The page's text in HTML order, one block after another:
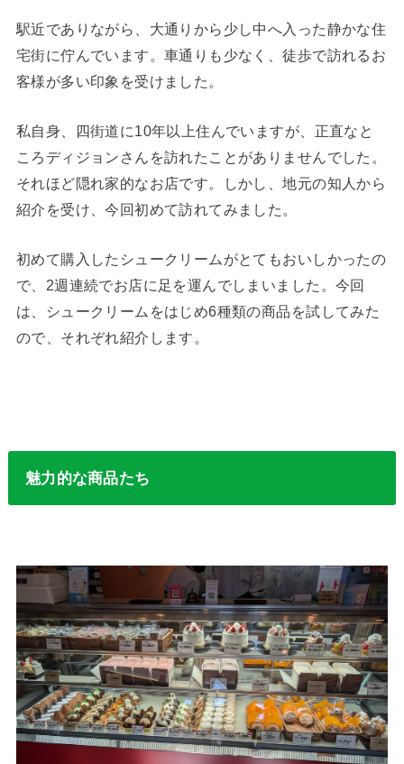
駅近でありながら、大通りから少し中へ入った静かな住
宅街に佇んでいます。車通りも少なく、徒歩で訪れるお
客様が多い印象を受けました。
私自身、四街道に10年以上住んでいますが、正直なと
ころディジョンさんを訪れたことがありませんでした。
それほど隠れ家的なお店です。しかし、地元の知人から
紹介を受け、今回初めて訪れてみました。
初めて購入したシュークリームがとてもおいしかったの
で、2週連続でお店に足を運んでしまいました。今回
は、シュークリームをはじめ6種類の商品を試してみた
ので、それぞれ紹介します。
魅力的な商品たち